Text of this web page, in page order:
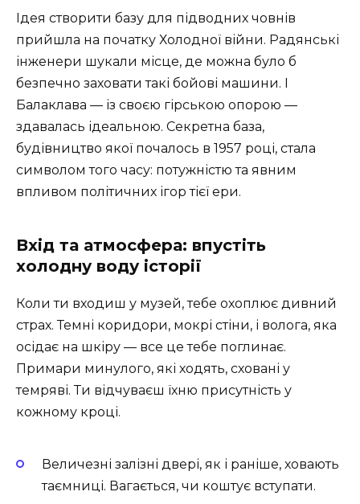
Ідея створити базу для підводних човнів
прийшла на початку Холодної війни. Радянські
інженери шукали місце, де можна було б
безпечно заховати такі бойові машини. І
Балаклава — із своєю гірською опорою —
здавалась ідеальною. Секретна база,
будівництво якої почалось в 1957 році, стала
символом того часу: потужністю та явним
впливом політичних ігор тієї ери.
Вхід та атмосфера: впустіть
холодну воду історії
Коли ти входиш у музей, тебе охоплює дивний
страх. Темні коридори, мокрі стіни, і волога, яка
осідає на шкіру — все це тебе поглинає.
Примари минулого, які ходять, сховані у
темряві. Ти відчуваєш їхню присутність у
кожному кроці.
Величезні залізні двері, як і раніше, ховають
таємниці. Вагається, чи коштує вступати.